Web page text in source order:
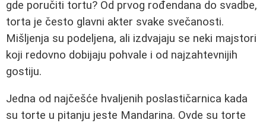
gde poručiti tortu? Od prvog rođendana do svadbe,
torta je često glavni akter svake svečanosti.
Mišljenja su podeljena, ali izdvajaju se neki majstori
koji redovno dobijaju pohvale i od najzahtevnijih
gostiju.
Jedna od najčešće hvaljenih poslastičarnica kada
su torte u pitanju jeste Mandarina. Ovde su torte